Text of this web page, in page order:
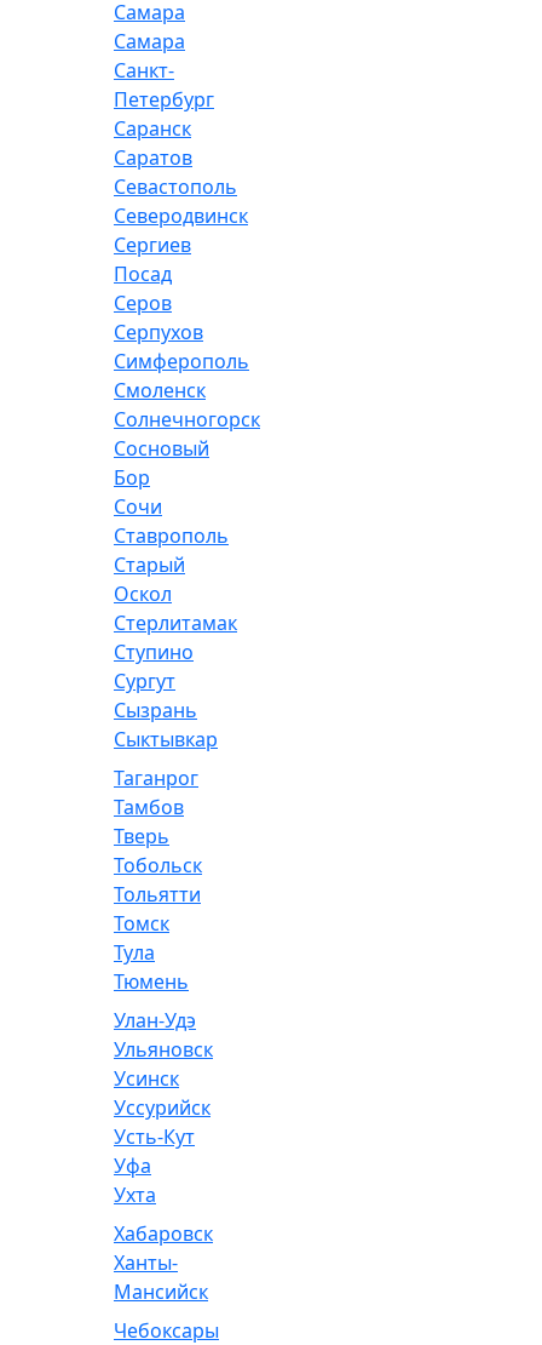
Самара
Самара
Санкт-
Петербург
Саранск
Саратов
Севастополь
Северодвинск
Сергиев
Посад
Серов
Серпухов
Симферополь
Смоленск
Солнечногорск
Сосновый
Бор
Сочи
Ставрополь
Старый
Оскол
Стерлитамак
Ступино
Сургут
Сызрань
Сыктывкар
Таганрог
Тамбов
Тверь
Тобольск
Тольятти
Томск
Тула
Тюмень
Улан-Удэ
Ульяновск
Усинск
Уссурийск
Усть-Кут
Уфа
Ухта
Хабаровск
Ханты-
Мансийск
Чебоксары